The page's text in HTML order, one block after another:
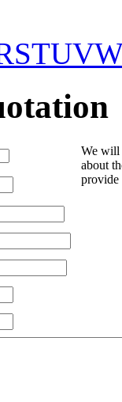
STUV
We will
about
provide